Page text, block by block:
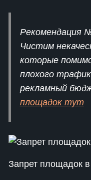
Рекомендация
Чистим
которые
плохого
рекламный
площадок тут
Запрет площадок